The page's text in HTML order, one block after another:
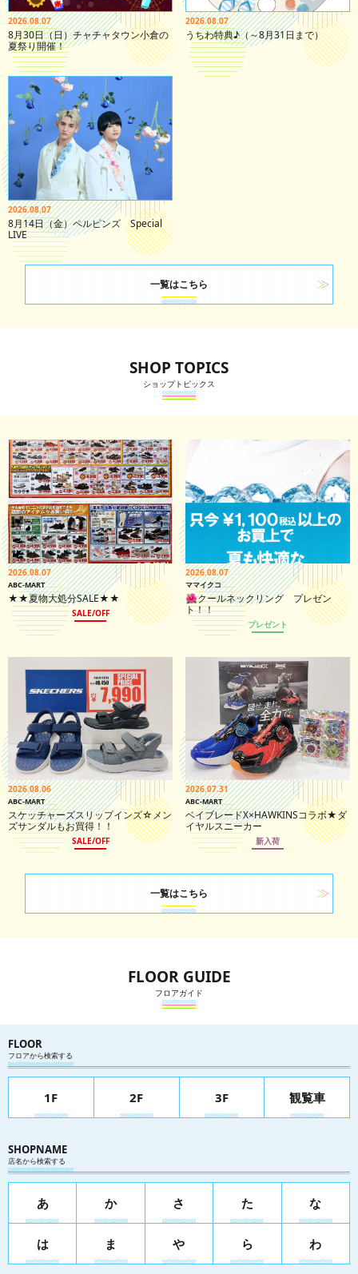
2026.08.07
8月30日（日）チャチャタウン小倉の
夏祭り開催！
2026.08.07
うちわ特典♪（～8月31日まで）
2026.08.07
8月14日（金）ペルピンズ Special
LIVE
一覧はこちら
ショップトピックス
SHOP TOPICS
2026.08.07
ABC-MART
★★夏物大処分SALE★★
SALE/OFF
2026.08.07
ママイクコ
🌺クールネックリング プレゼン
ト！！
プレゼント
2026.08.06
ABC-MART
スケッチャーズスリップインズ☆メン
ズサンダルもお買得！！
SALE/OFF
2026.07.31
ABC-MART
ベイブレードX×HAWKINSコラボ★ダ
イヤルスニーカー
新入荷
一覧はこちら
フロアガイド
FLOOR GUIDE
フロアから検索する
FLOOR
1F 2F 3F 観覧車
店名から検索する
SHOPNAME
あ か さ た な
は ま や ら わ